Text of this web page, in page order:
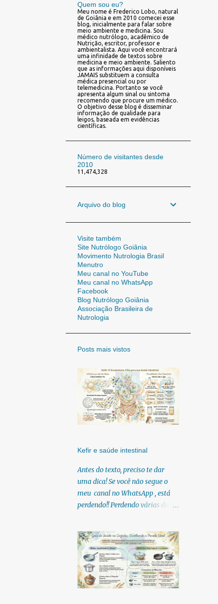
Quem sou eu?
Meu nome é Frederico Lobo, natural
de Goiânia e em 2010 comecei esse
blog, inicialmente para falar sobre
meio ambiente e medicina. Sou
médico nutrólogo, acadêmico de
Nutrição, escritor, professor e
ambientalista. Aqui você encontrará
uma infinidade de textos sobre
medicina e meio ambiente. Saliento
que as informações aqui disponíveis
JAMAIS substituem a consulta
médica presencial ou por
telemedicina. Portanto se você
apresenta algum sinal ou sintoma
recomendo que procure um médico.
O objetivo desse blog é disseminar
informação de qualidade para
leigos, baseada em evidências
científicas.
Número de visitantes desde
2010
11,474,328
Arquivo do blog
Visite também
Site Nutrólogo Goiânia
Movimento Nutrologia Brasil
Menutro
Meu canal no YouTube
Meu canal no WhatsApp
Facebook
Blog Nutrólogo Goiânia
Associação Brasileira de
Nutrologia
Posts mais vistos
Kefir e saúde intestinal
Antes do texto, preciso te dar
uma dica! Se você não segue o
meu canal no WhatsApp , está
perdendo!! Perdendo várias dicas,
infográficos, o link para
download dos meus e-books.
Para acessar clique no link:
https://whatsapp.com/channel/0
029Vb6U4AqKgsNzkBhubA40